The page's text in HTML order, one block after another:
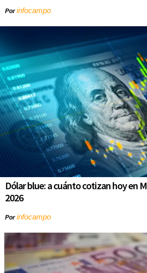
Porinfocampo
Dólar blue: a cuánto cotizan hoy en
2026
Porinfocampo